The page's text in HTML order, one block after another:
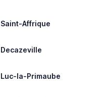
Saint-Affrique
Decazeville
Luc-la-Primaube